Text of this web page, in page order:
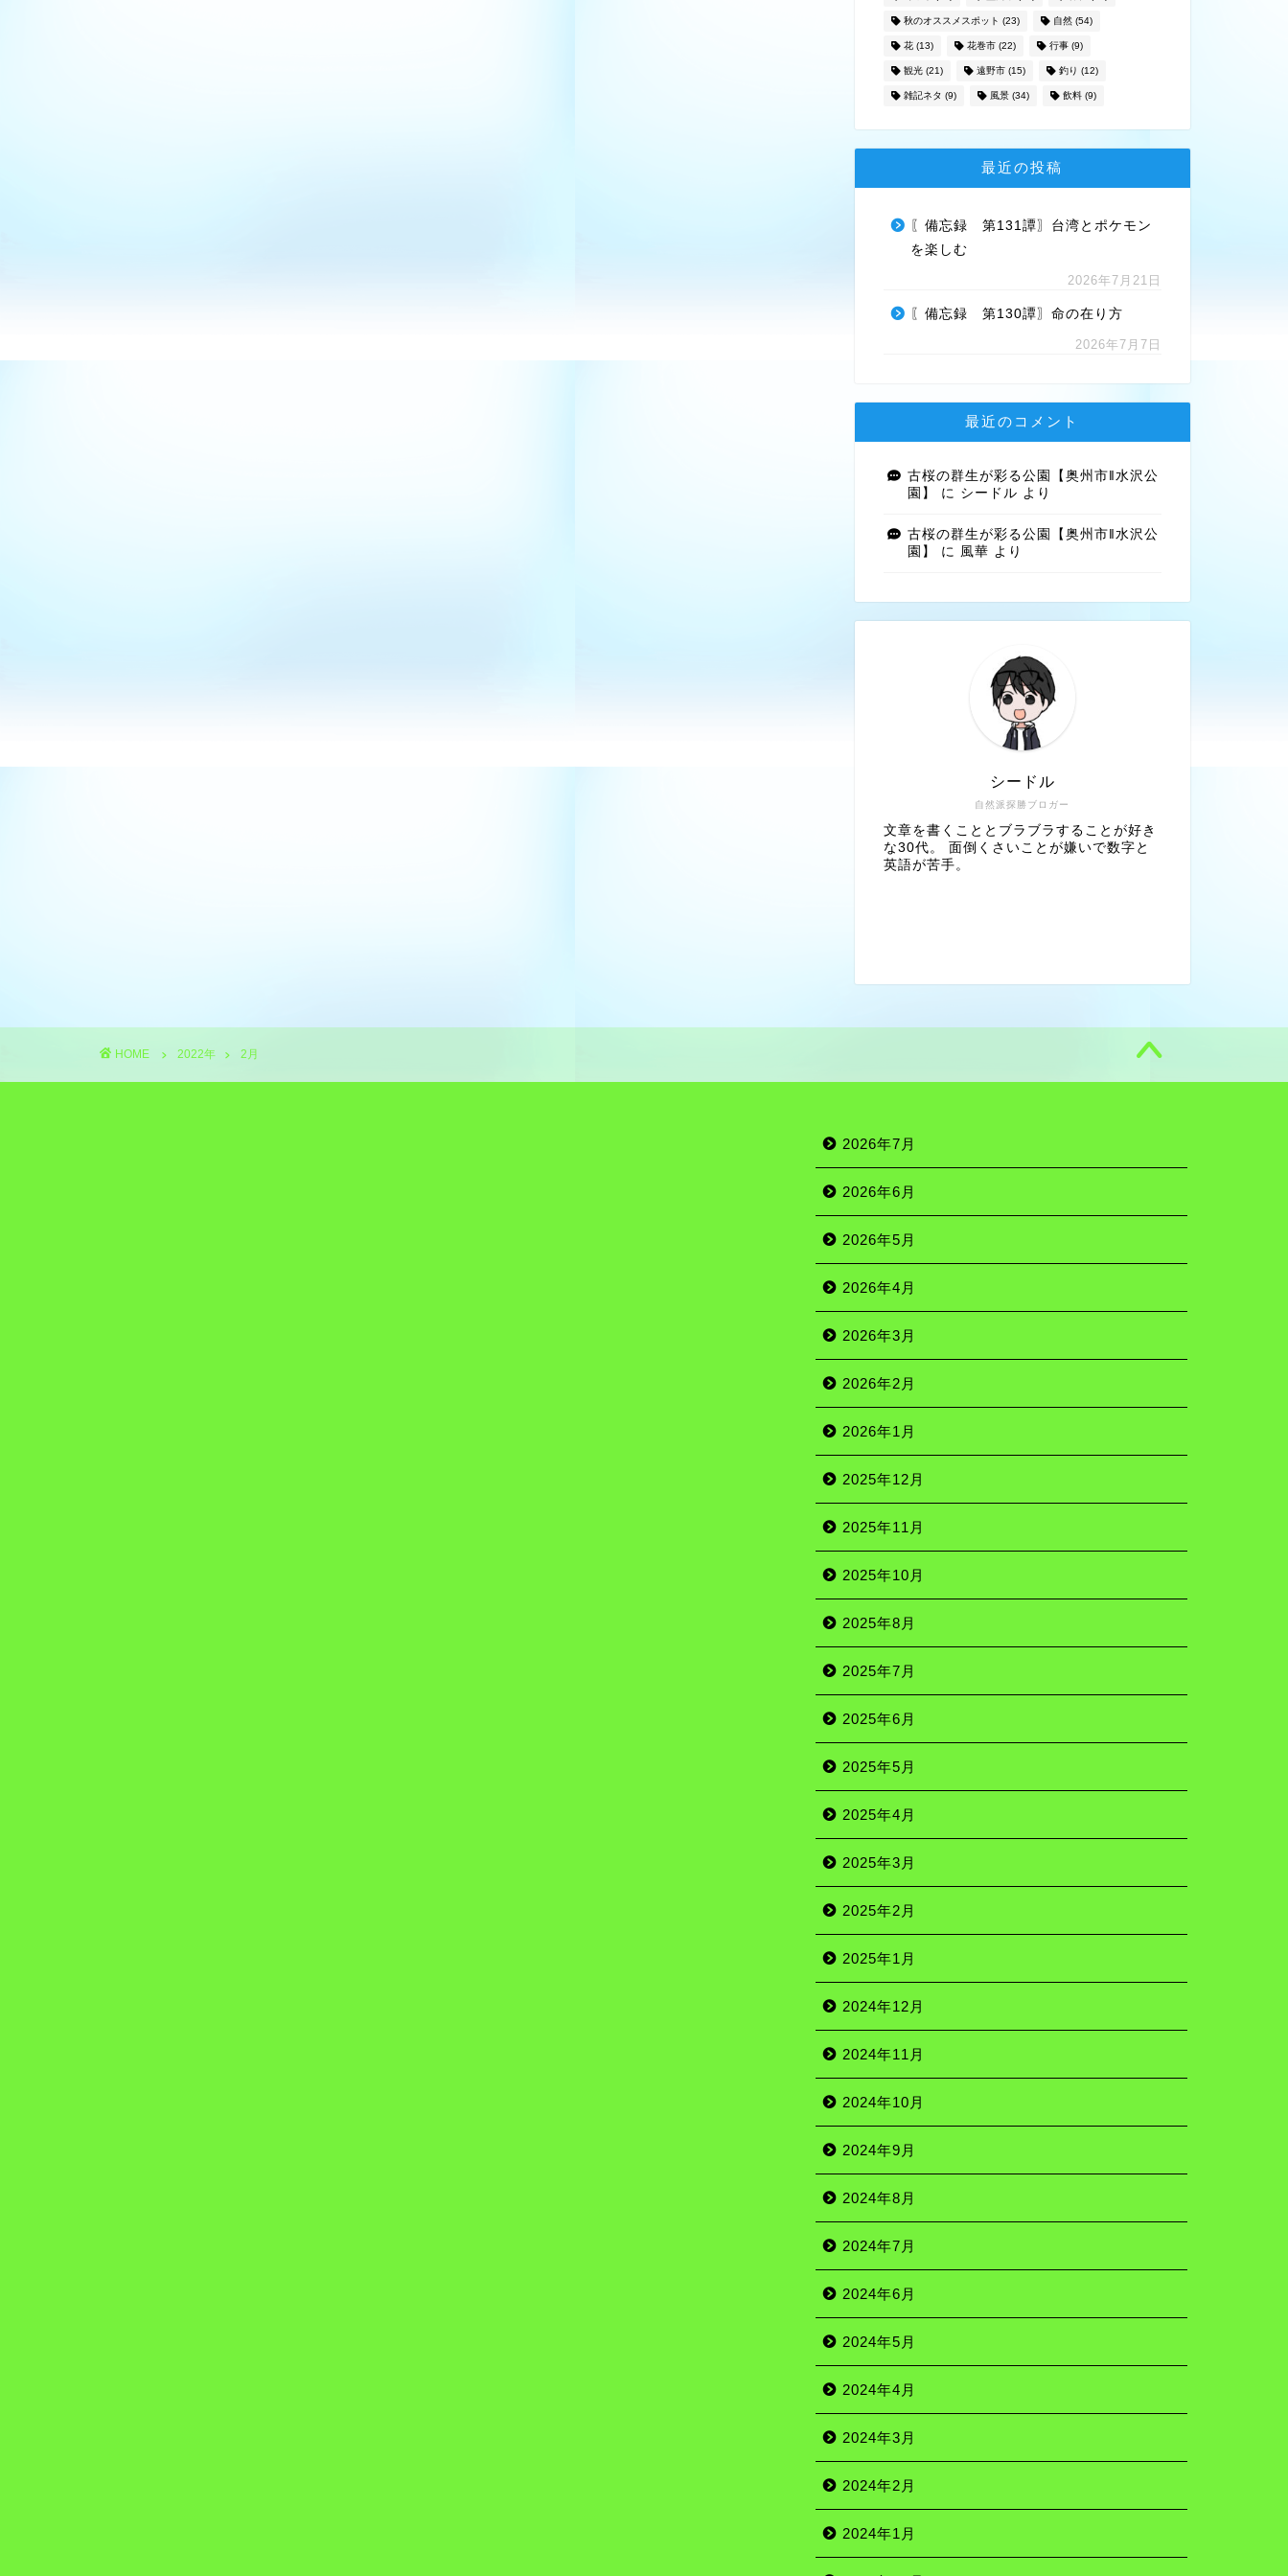
秋のオススメスポット (23) 自然(54)
花(13) 花巻市(22) 行事(9)
観光(21) 遠野市(15) 釣り (12)
雑記ネタ (9) 風景(34) 飲料(9)
最近の投稿
〖備忘録 第131譚〗台湾とポケモン
を楽しむ
2026年7月21日
〖備忘録 第130譚〗命の在り方
2026年7月7日
最近のコメント
古桜の群生が彩る公園【奥州市‖水沢公
園】
に シードル より
古桜の群生が彩る公園【奥州市‖水沢公
園】
に 風華 より
自然派探勝ブロガー
シードル
文章を書くこととブラブラすることが好き
な30代。 面倒くさいことが嫌いで数字と
英語が苦手。
HOME 2022年 2月
2026年7月
2026年6月
2026年5月
2026年4月
2026年3月
2026年2月
2026年1月
2025年12月
2025年11月
2025年10月
2025年8月
2025年7月
2025年6月
2025年5月
2025年4月
2025年3月
2025年2月
2025年1月
2024年12月
2024年11月
2024年10月
2024年9月
2024年8月
2024年7月
2024年6月
2024年5月
2024年4月
2024年3月
2024年2月
2024年1月